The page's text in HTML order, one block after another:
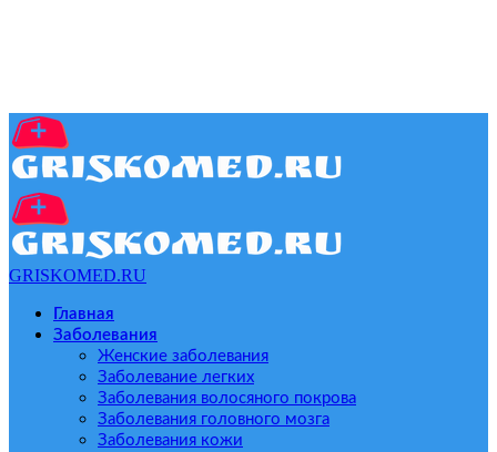
GRISKOMED.RU
Главная
Заболевания
Женские заболевания
Заболевание легких
Заболевания волосяного покрова
Заболевания головного мозга
Заболевания кожи